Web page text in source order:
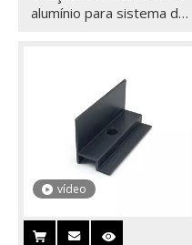
alumínio para sistema de
vídeo